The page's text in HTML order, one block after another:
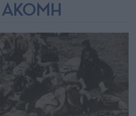
ΑΚΟΜΗ